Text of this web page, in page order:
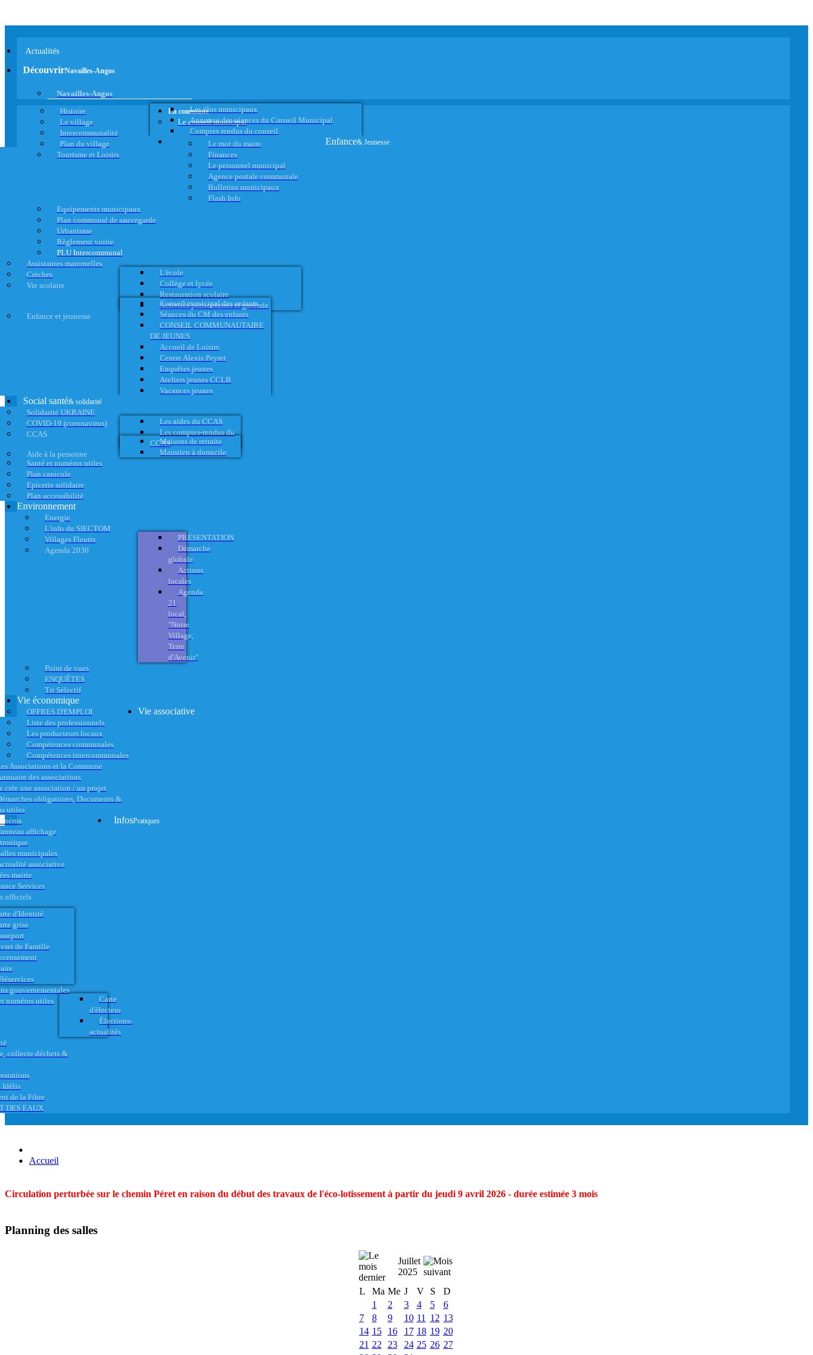
Actualités
DécouvrirNavailles-Angos
Navailles-Angos
Histoire
Le village
Intercommunalité
Plan du village
Tourisme et Loisirs
La commune
Le conseil municipal
Les élus municipaux
Annonce des séances du Conseil Municipal
Comptes rendus du conseil
Le mot du maire
Finances
Le personnel municipal
Agence postale communale
Bulletins municipaux
Flash Info
Equipements municipaux
Plan communal de sauvegarde
Urbanisme
Règlement voirie
PLU Intercommunal
Enfance& Jeunesse
Assistantes maternelles
Crèches
Vie scolaire
L'école
Collège et lycée
Restauration scolaire
Activités périscolaires et garderie
Enfance et jeunesse
Conseil municipal des enfants
Séances du CM des enfants
CONSEIL COMMUNAUTAIRE
DE JEUNES
Accueil de Loisirs
Centre Alexis Peyret
Enquêtes jeunes
Ateliers jeunes CCLB
Vacances jeunes
Social santé& solidarité
Solidarité UKRAINE
COVID-19 (coronavirus)
CCAS
Les aides du CCAS
Les comptes-rendus du
CCAS
Aide à la personne
Maisons de retraite
Maintien à domicile
Santé et numéros utiles
Plan canicule
Epicerie solidaire
Plan accessibilité
Environnement
Energie
L'info du SIECTOM
Villages Fleuris
Agenda 2030
PRÉSENTATION
Démarche
globale
Actions
locales
Agenda
21
local,
"Notre
Village,
Terre
d'Avenir"
Point de vues
ENQUÊTES
Tri Sélectif
Vie économique
OFFRES D'EMPLOI
Liste des professionnels
Les producteurs locaux
Compétences communales
Compétences intercommunales
Vie associative
Associations et la Commune
des associations
crée une association / un projet
obligatoires, Documents &
utiles
affichage
municipales
associative
InfosPratiques
mairie
Services
officiels
d'Identité
grise
de Famille
gouvernementales
numéros utiles
Carte
d'électeur
Élections-
actualités
collecte déchets &
Idélis
de la Fibre
DES EAUX
Accueil
Circulation perturbée sur le chemin Péret en raison du début des travaux de l'éco-lotissement à partir du jeudi 9 avril 2026 - durée estimée 3 mois
Planning des salles
Juillet
2025
L
Ma Me J V S
D
1
2 3 4 5
6
7
8 9 10 11 12 13
14 15 16 17 18 19 20
21 22 23 24 25 26 27